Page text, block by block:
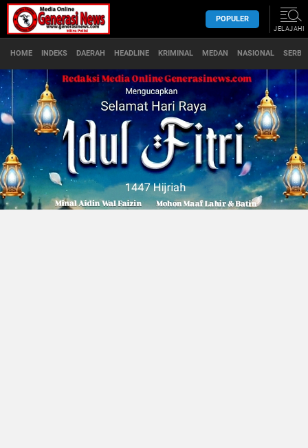
POPULER
JELAJAHI
HOME INDEKS DAERAH HEADLINE KRIMINAL MEDAN NASIONAL